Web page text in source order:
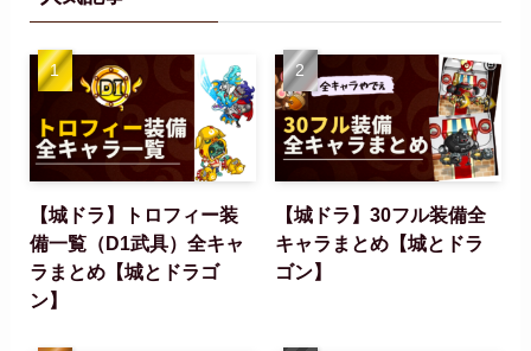
【城ドラ】トロフィー装
備一覧（D1武具）全キャ
ラまとめ【城とドラゴ
ン】
【城ドラ】30フル装備全
キャラまとめ【城とドラ
ゴン】